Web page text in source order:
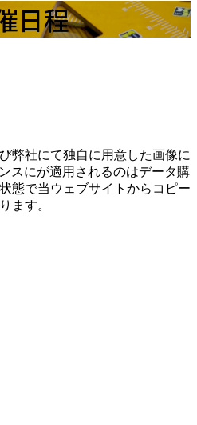
日程
弊社にて独自に用意した画像に
スにが適用されるのはデータ購
態で当ウェブサイトからコピー
ます。